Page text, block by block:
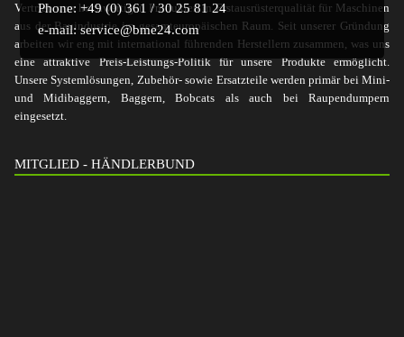
Phone: +49 (0) 361 / 30 25 81 24
e-mail: service@bme24.com
Vertrieb von hochwertigen Produkten in Erstausrüsterqualität für Maschinen
aus der Bauindustrie im gesamteuropäischen Raum. Seit unserer Gründung
arbeiten wir eng mit international führenden Herstellern zusammen, was uns
eine attraktive Preis-Leistungs-Politik für unsere Produkte ermöglicht.
Unsere Systemlösungen, Zubehör- sowie Ersatzteile werden primär bei Mini-
und Midibaggern, Baggern, Bobcats als auch bei Raupendumpern
eingesetzt.
MITGLIED - HÄNDLERBUND